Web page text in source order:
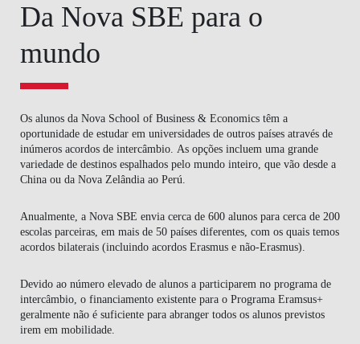
COMUNIDADE
LIFE AT NOVA SBE
WHAT'S HAPPENING
Da Nova SBE para o
mundo
Os alunos da Nova School of Business & Economics têm a
oportunidade de estudar em universidades de outros países através de
inúmeros acordos de intercâmbio. As opções incluem uma grande
variedade de destinos espalhados pelo mundo inteiro, que vão desde a
China ou da Nova Zelândia ao Perú.
Anualmente, a Nova SBE envia cerca de 600 alunos para cerca de 200
escolas parceiras, em mais de 50 países diferentes, com os quais temos
acordos bilaterais (incluindo acordos Erasmus e não-Erasmus).
Devido ao número elevado de alunos a participarem no programa de
intercâmbio, o financiamento existente para o Programa Eramsus+
geralmente não é suficiente para abranger todos os alunos previstos
irem em mobilidade.